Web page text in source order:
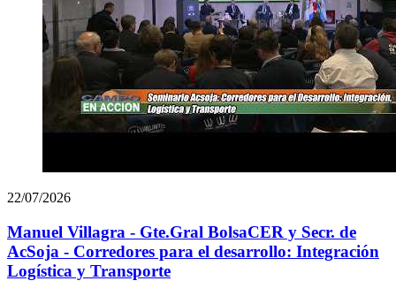
22/07/2026
Manuel Villagra - Gte.Gral BolsaCER y Secr. de
AcSoja - Corredores para el desarrollo: Integración
Logística y Transporte